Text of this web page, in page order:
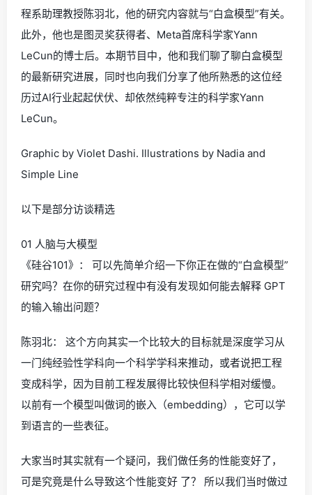
程系助理教授陈羽北，他的研究内容就与“白盒模型”有关。
此外，他也是图灵奖获得者、Meta首席科学家Yann
LeCun的博士后。本期节目中，他和我们聊了聊白盒模型
的最新研究进展，同时也向我们分享了他所熟悉的这位经
历过AI行业起起伏伏、却依然纯粹专注的科学家Yann
LeCun。
Graphic by Violet Dashi. Illustrations by Nadia and
Simple Line
以下是部分访谈精选
01 人脑与大模型
《硅谷101》： 可以先简单介绍一下你正在做的“白盒模型”
研究吗？在你的研究过程中有没有发现如何能去解释 GPT
的输入输出问题？
陈羽北： 这个方向其实一个比较大的目标就是深度学习从
一门纯经验性学科向一个科学学科来推动，或者说把工程
变成科学，因为目前工程发展得比较快但科学相对缓慢。
以前有一个模型叫做词的嵌入（embedding），它可以学
到语言的一些表征。
大家当时其实就有一个疑问，我们做任务的性能变好了，
可是究竟是什么导致这个性能变好 了？ 所以我们当时做过